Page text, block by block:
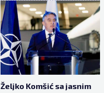
Željko Komšić sa jasnim